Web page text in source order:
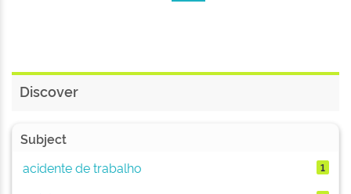
Discover
Subject
acidente de trabalho
1